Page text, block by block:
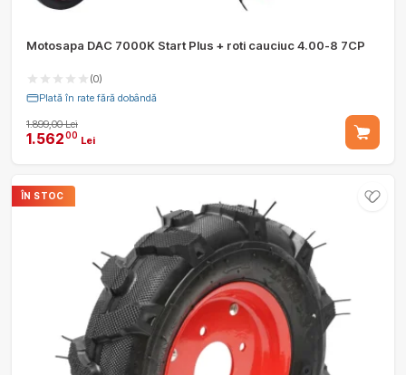
Motosapa DAC 7000K Start Plus + roti cauciuc 4.00-8 7CP
(0)
Plată în rate fără dobândă
1.899,00 Lei
1.56200 Lei
ÎN STOC